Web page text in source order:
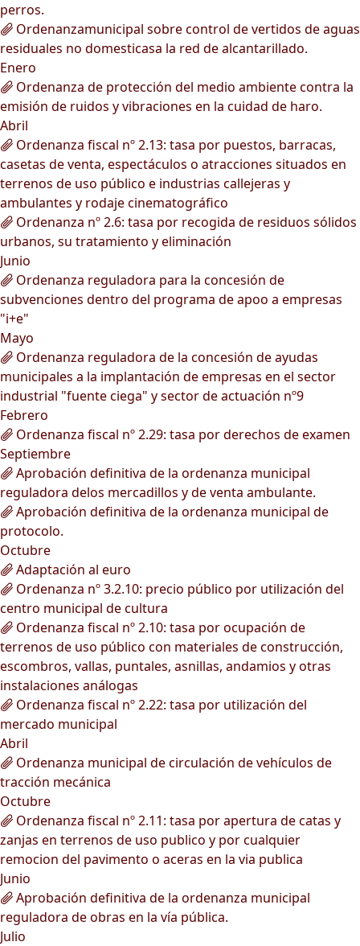
perros.
Ordenanzamunicipal sobre control de vertidos de aguas
residuales no domesticasa la red de alcantarillado.
Enero
Ordenanza de protección del medio ambiente contra la
emisión de ruidos y vibraciones en la cuidad de haro.
Abril
Ordenanza fiscal nº 2.13: tasa por puestos, barracas,
casetas de venta, espectáculos o atracciones situados en
terrenos de uso público e industrias callejeras y
ambulantes y rodaje cinematográfico
Ordenanza nº 2.6: tasa por recogida de residuos sólidos
urbanos, su tratamiento y eliminación
Junio
Ordenanza reguladora para la concesión de
subvenciones dentro del programa de apoo a empresas
"i+e"
Mayo
Ordenanza reguladora de la concesión de ayudas
municipales a la implantación de empresas en el sector
industrial "fuente ciega" y sector de actuación nº9
Febrero
Ordenanza fiscal nº 2.29: tasa por derechos de examen
Septiembre
Aprobación definitiva de la ordenanza municipal
reguladora delos mercadillos y de venta ambulante.
Aprobación definitiva de la ordenanza municipal de
protocolo.
Octubre
Adaptación al euro
Ordenanza nº 3.2.10: precio público por utilización del
centro municipal de cultura
Ordenanza fiscal nº 2.10: tasa por ocupación de
terrenos de uso público con materiales de construcción,
escombros, vallas, puntales, asnillas, andamios y otras
instalaciones análogas
Ordenanza fiscal nº 2.22: tasa por utilización del
mercado municipal
Abril
Ordenanza municipal de circulación de vehículos de
tracción mecánica
Octubre
Ordenanza fiscal nº 2.11: tasa por apertura de catas y
zanjas en terrenos de uso publico y por cualquier
remocion del pavimento o aceras en la via publica
Junio
Aprobación definitiva de la ordenanza municipal
reguladora de obras en la vía pública.
Julio